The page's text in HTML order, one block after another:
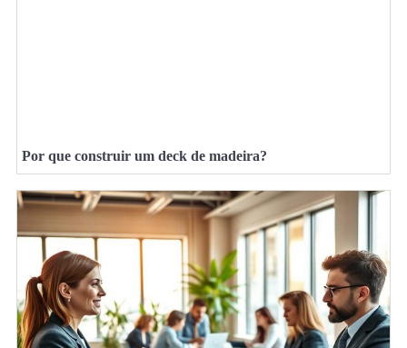
Por que construir um deck de madeira?